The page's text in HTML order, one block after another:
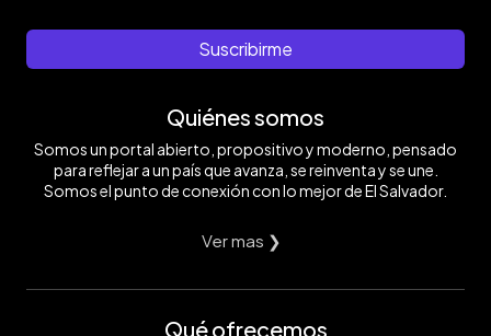
Suscribirme
Quiénes somos
Somos un portal abierto, propositivo y moderno, pensado
para reflejar a un país que avanza, se reinventa y se une.
Somos el punto de conexión con lo mejor de El Salvador.
Ver mas ❯
Qué ofrecemos